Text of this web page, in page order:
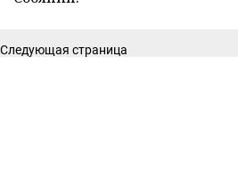
Следующая страница